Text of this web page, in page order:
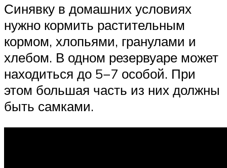
Синявку в домашних условиях
нужно кормить растительным
кормом, хлопьями, гранулами и
хлебом. В одном резервуаре может
находиться до 5−7 особой. При
этом большая часть из них должны
быть самками.